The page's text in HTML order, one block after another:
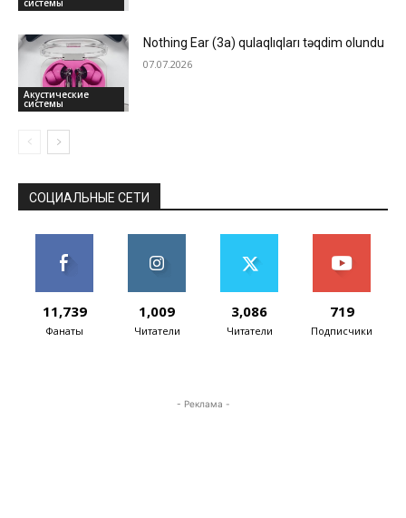
Акустические
системы
Nothing Ear (3a) qulaqlıqları təqdim olundu
07.07.2026
СОЦИАЛЬНЫЕ СЕТИ
11,739
Фанаты
1,009
Читатели
3,086
Читатели
719
Подписчики
- Реклама -